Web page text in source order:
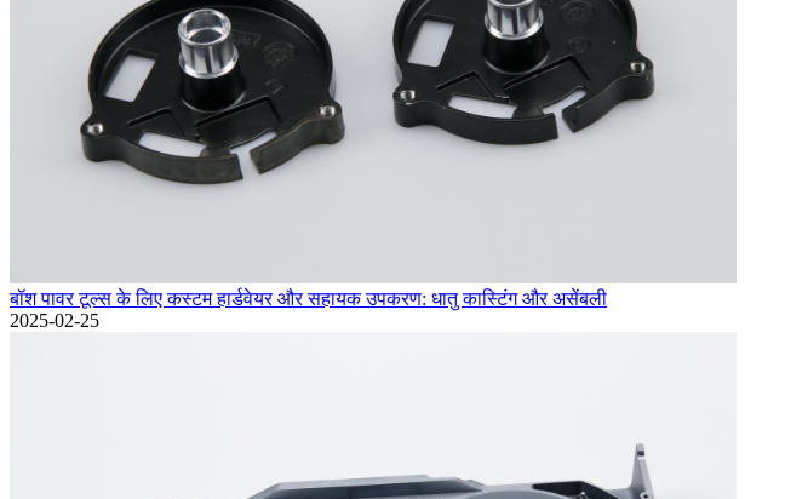
बॉश पावर टूल्स के लिए कस्टम हार्डवेयर और सहायक उपकरण: धातु कास्टिंग और असेंबली
2025-02-25